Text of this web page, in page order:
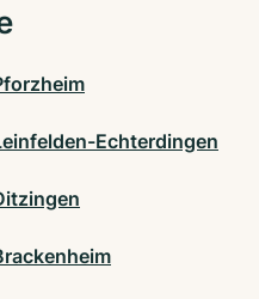
Echterdingen